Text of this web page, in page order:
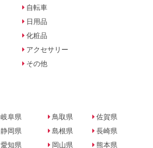
自転車
日用品
化粧品
アクセサリー
その他
岐阜県
静岡県
愛知県
鳥取県
島根県
岡山県
佐賀県
長崎県
熊本県